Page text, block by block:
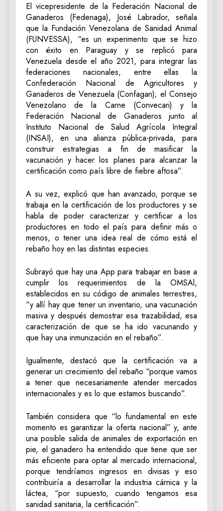
El vicepresidente de la Federación Nacional de
Ganaderos (Fedenaga), José Labrador, señala
que la Fundación Venezolana de Sanidad Animal
(FUNVESSA), “es un experimento que se hizo
con éxito en Paraguay y se replicó para
Venezuela desde el año 2021, para integrar las
federaciones nacionales, entre ellas la
Confederación Nacional de Agricultores y
Ganaderos de Venezuela (Confagan); el Consejo
Venezolano de la Carne (Convecari) y la
Federación Nacional de Ganaderos junto al
Instituto Nacional de Salud Agrícola Integral
(INSAI), en una alianza pública-privada, para
construir estrategias a fin de masificar la
vacunación y hacer los planes para alcanzar la
certificación como país libre de fiebre aftosa”.
A su vez, explicó que han avanzado, porque se
trabaja en la certificación de los productores y se
habla de poder caracterizar y certificar a los
productores en todo el país para definir más o
menos, o tener una idea real de cómo está el
rebaño hoy en las distintas especies.
Subrayó que hay una App para trabajar en base a
cumplir los requerimientos de la OMSAl,
establecidos en su código de animales terrestres,
“y allí hay que tener un inventario, una vacunación
masiva y después demostrar esa trazabilidad, esa
caracterización de que se ha ido vacunando y
que hay una inmunización en el rebaño”.
Igualmente, destacó que la certificación va a
generar un crecimiento del rebaño “porque vamos
a tener que necesariamente atender mercados
internacionales y es lo que estamos buscando”.
También considera que “lo fundamental en este
momento es garantizar la oferta nacional” y, ante
una posible salida de animales de exportación en
pie, el ganadero ha entendido que tiene que ser
más eficiente para optar al mercado internacional,
porque tendríamos ingresos en divisas y eso
contribuiría a desarrollar la industria cárnica y la
láctea, “por supuesto, cuando tengamos esa
sanidad sanitaria, la certificación”.